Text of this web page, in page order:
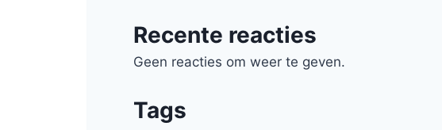
Recente reacties
Geen reacties om weer te geven.
Tags